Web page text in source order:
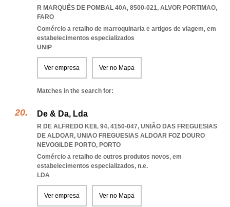
R MARQUÊS DE POMBAL 40A, 8500-021, ALVOR PORTIMAO,
FARO
Comércio a retalho de marroquinaria e artigos de viagem, em
estabelecimentos especializados
UNIP
Ver empresa Ver no Mapa
Matches in the search for:
De & Da, Lda
R DE ALFREDO KEIL 94, 4150-047, UNIÃO DAS FREGUESIAS
DE ALDOAR, UNIAO FREGUESIAS ALDOAR FOZ DOURO
NEVOGILDE PORTO, PORTO
Comércio a retalho de outros produtos novos, em
estabelecimentos especializados, n.e.
LDA
Ver empresa Ver no Mapa